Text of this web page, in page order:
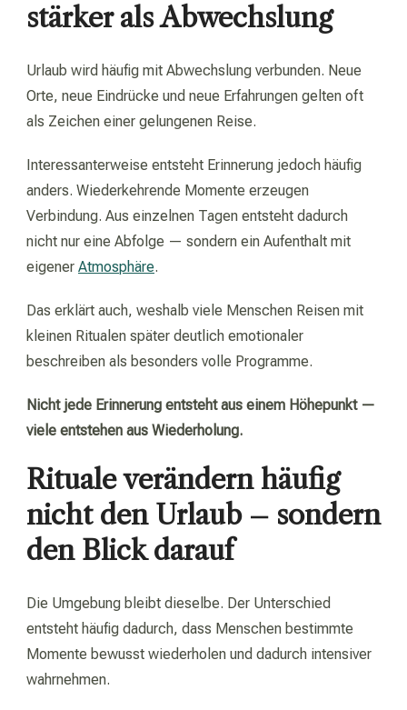
stärker als Abwechslung
Urlaub wird häufig mit Abwechslung verbunden. Neue
Orte, neue Eindrücke und neue Erfahrungen gelten oft
als Zeichen einer gelungenen Reise.
Interessanterweise entsteht Erinnerung jedoch häufig
anders. Wiederkehrende Momente erzeugen
Verbindung. Aus einzelnen Tagen entsteht dadurch
nicht nur eine Abfolge — sondern ein Aufenthalt mit
eigener Atmosphäre.
Das erklärt auch, weshalb viele Menschen Reisen mit
kleinen Ritualen später deutlich emotionaler
beschreiben als besonders volle Programme.
Nicht jede Erinnerung entsteht aus einem Höhepunkt —
viele entstehen aus Wiederholung.
Rituale verändern häufig
nicht den Urlaub – sondern
den Blick darauf
Die Umgebung bleibt dieselbe. Der Unterschied
entsteht häufig dadurch, dass Menschen bestimmte
Momente bewusst wiederholen und dadurch intensiver
wahrnehmen.